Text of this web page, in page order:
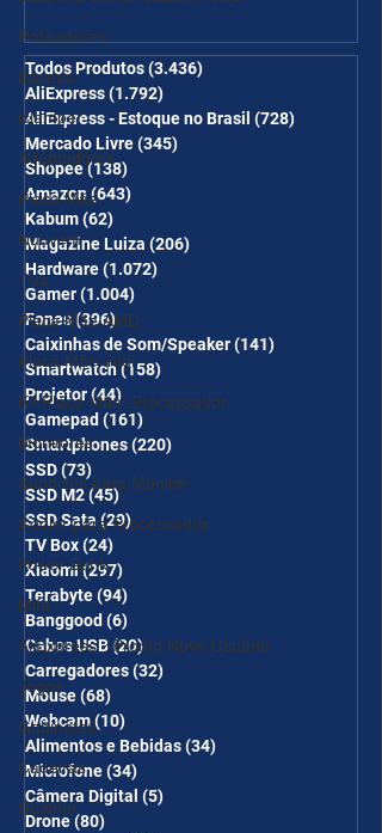
Roteadores
Baseus
iclamper
Adaptadores
Placa Mãe
Nuuvem
TVs
Placa Mãe AMD
Placa Mãe Intel
Kit Placa Mãe+Processador
Monitores
Suportes para Monitor
Cooler para Processador
Power Bank
Mifa
AliExpress - Promo Novo Usuário
Jogos
Gabinetes
Cadeiras
Realme
Ganhe Frete Grátis(R$10 de
desc em 6 itens/R$25 de
desc em 10 itens) OS
CUPONS SÃO VÁLIDOS NO
COMBO
Todos Produtos(3.436)
AliExpress(1.792)
AliExpress - Estoque no Brasil (728)
Mercado Livre(345)
Shopee(138)
Amazon(643)
Kabum(62)
Magazine Luiza (206)
Hardware(1.072)
Gamer(1.004)
Fones(396)396 posts
Caixinhas de Som/Speaker(141)
Smartwatch(158)
Projetor(44) 44 posts
Gamepad (161)
Smartphones(220)
SSD(73)
SSD M2(45)45 posts
SSD Sata(29)29 posts
TV Box(24)
Xiaomi(297)
Terabyte(94)
Banggood (6)
Cabos USB(20)20 posts
Carregadores(32)
Mouse(68)
Webcam(10)
Alimentos e Bebidas(34)
Microfone(34)
Câmera Digital (5)
Drone(80)